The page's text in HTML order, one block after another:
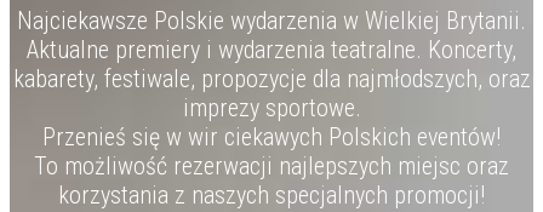
Najciekawsze Polskie wydarzenia w Wielkiej Brytanii.
Aktualne premiery i wydarzenia teatralne. Koncerty,
kabarety, festiwale, propozycje dla najmłodszych, oraz
imprezy sportowe.
Przenieś się w wir ciekawych Polskich eventów!
To możliwość rezerwacji najlepszych miejsc oraz
korzystania z naszych specjalnych promocji!